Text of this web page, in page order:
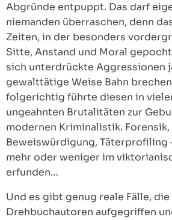
Abgründe entpuppt. Das darf
niemanden überraschen, denn
Zeiten, in der besonders
Sitte, Anstand und Moral
sich unterdrückte Aggressionen
gewalttätige Weise Bahn
folgerichtig führte diesen in
ungeahnten Brutalitäten zur
modernen Kriminalistik.
Beweiswürdigung, Täterprofiling
mehr oder weniger im
erfunden…
Und es gibt genug reale Fälle, die
Drehbuchautoren aufgegriffen